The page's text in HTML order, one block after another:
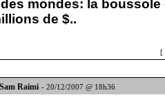
mondes: la
de $..
[
Raimi - 20/12/2007 @ 18h36